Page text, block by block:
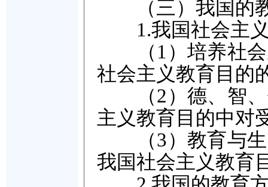
（三）我国的
1.我国社会主义
（1）培养社会
社会主义教育目的
（2）德、智、
主义教育目的中对
（3）教育与生
我国社会主义教育